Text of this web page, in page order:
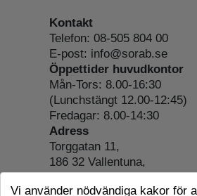
Kontakt
Telefon: 08-505 804 00
E-post: info@sorab.se
Öppettider huvudkontor
Mån-Tors: 8.00-16:30
(Lunchstängt 12.00-12:45)
Fredagar: 8.00-14:30
Adress
Torggatan 11,
186 32 Vallentuna,
Org.nr: 556197-4022
Om webbplatsen
Vi använder nödvändiga kakor för